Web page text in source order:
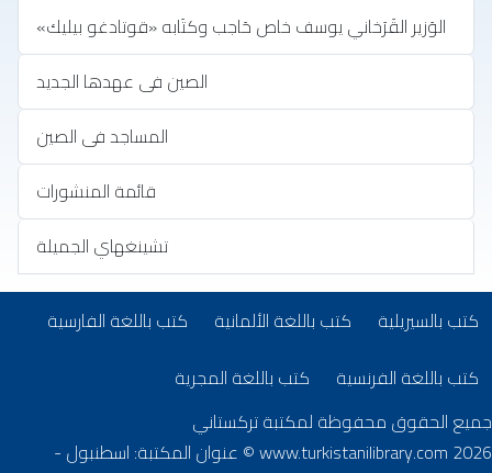
الوَزير القَرَخاني يوسف خاص حَاجب وكتَابه «قوتادغو بيليك»
الصين فى عهدها الجديد
المساجد فى الصين
قائمة المنشورات
تشينغهاي الجميلة
كتب بلغات أخرى
كتب بالسيريلية(opens in new tab) كتب باللغة الألمانية(opens in new tab) كتب باللغة الفارسية(opens in new tab)
كتب باللغة الفرنسية(opens in new tab) كتب باللغة المجرية(opens in new tab)
جميع الحقوق محفوظة لمكتبة تركستاني
www.turkistanilibrary.com2026 © عنوان المكتبة: اسطنبول -